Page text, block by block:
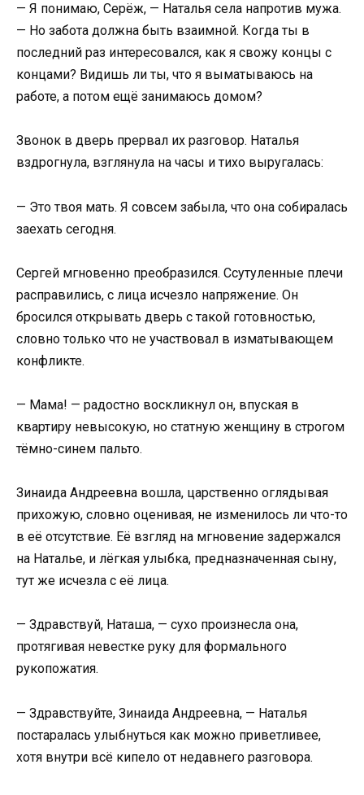
— Я понимаю, Серёж, — Наталья села напротив мужа.
— Но забота должна быть взаимной. Когда ты в
последний раз интересовался, как я свожу концы с
концами? Видишь ли ты, что я выматываюсь на
работе, а потом ещё занимаюсь домом?
Звонок в дверь прервал их разговор. Наталья
вздрогнула, взглянула на часы и тихо выругалась:
— Это твоя мать. Я совсем забыла, что она собиралась
заехать сегодня.
Сергей мгновенно преобразился. Ссутуленные плечи
расправились, с лица исчезло напряжение. Он
бросился открывать дверь с такой готовностью,
словно только что не участвовал в изматывающем
конфликте.
— Мама! — радостно воскликнул он, впуская в
квартиру невысокую, но статную женщину в строгом
тёмно-синем пальто.
Зинаида Андреевна вошла, царственно оглядывая
прихожую, словно оценивая, не изменилось ли что-то
в её отсутствие. Её взгляд на мгновение задержался
на Наталье, и лёгкая улыбка, предназначенная сыну,
тут же исчезла с её лица.
— Здравствуй, Наташа, — сухо произнесла она,
протягивая невестке руку для формального
рукопожатия.
— Здравствуйте, Зинаида Андреевна, — Наталья
постаралась улыбнуться как можно приветливее,
хотя внутри всё кипело от недавнего разговора.